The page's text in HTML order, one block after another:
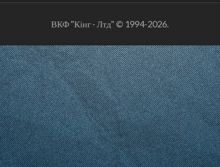
ВКФ "Кінг - Лтд" © 1994-2026.